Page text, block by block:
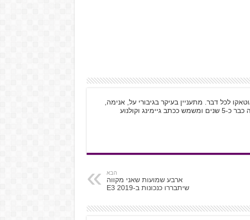
גיק ואוטאקו לכל דבר. מתעניין בעיקר בגיבורי על, אנימה,
וקולנוע
הבא
ארבע שמועות שאני מקווה
שיתבררו כנכונות ב-E3 2019